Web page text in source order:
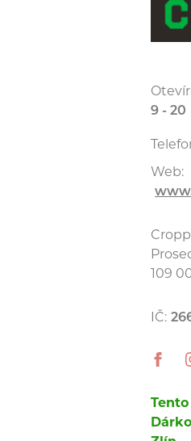
9 - 20
Web:
Cropp
109
IČ: